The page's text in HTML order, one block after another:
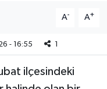
A- A+
- 16:55 1
ilçesindeki